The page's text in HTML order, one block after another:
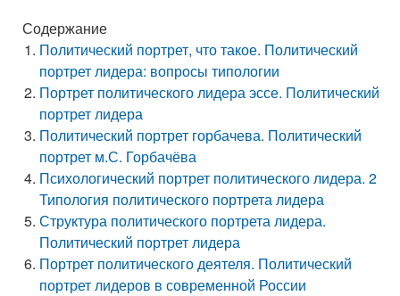
Содержание
Политический портрет, что такое. Политический
портрет лидера: вопросы типологии
Портрет политического лидера эссе. Политический
портрет лидера
Политический портрет горбачева. Политический
портрет м.С. Горбачёва
Психологический портрет политического лидера. 2
Типология политического портрета лидера
Структура политического портрета лидера.
Политический портрет лидера
Портрет политического деятеля. Политический
портрет лидеров в современной России